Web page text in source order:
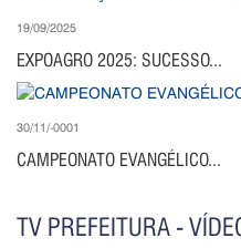
19/09/2025
EXPOAGRO 2025: SUCESSO...
30/11/-0001
CAMPEONATO EVANGÉLICO...
TV PREFEITURA -